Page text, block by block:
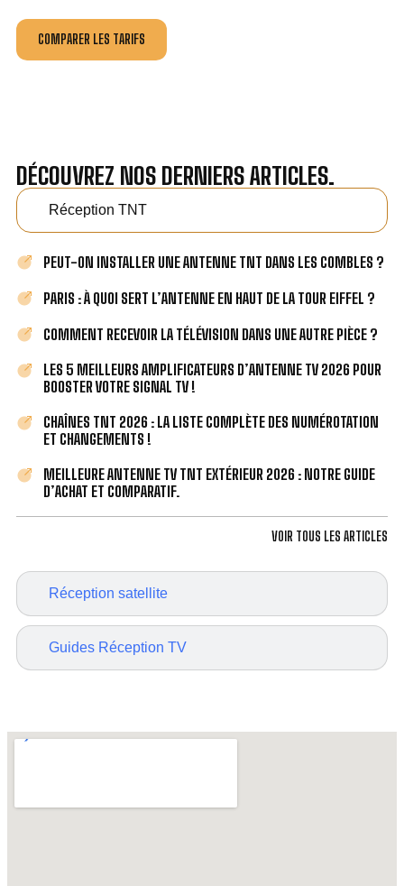
COMPARER LES TARIFS
DÉCOUVREZ NOS DERNIERS ARTICLES.
Réception TNT
Réception satellite
Guides Réception TV
PEUT-ON INSTALLER UNE ANTENNE TNT DANS LES COMBLES ?
PARIS : À QUOI SERT L’ANTENNE EN HAUT DE LA TOUR EIFFEL ?
COMMENT RECEVOIR LA TÉLÉVISION DANS UNE AUTRE PIÈCE ?
LES 5 MEILLEURS AMPLIFICATEURS D’ANTENNE TV 2026 POUR
BOOSTER VOTRE SIGNAL TV !
CHAÎNES TNT 2026 : LA LISTE COMPLÈTE DES NUMÉROTATION
ET CHANGEMENTS !
MEILLEURE ANTENNE TV TNT EXTÉRIEUR 2026 : NOTRE GUIDE
D’ACHAT ET COMPARATIF.
VOIR TOUS LES ARTICLES